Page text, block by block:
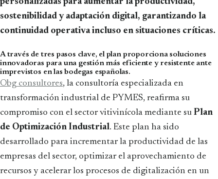
sostenibilidad y adaptación digital, garantizando la
continuidad operativa incluso en situaciones críticas.
A través de tres pasos clave, el plan proporciona soluciones
innovadoras para una gestión más eficiente y resistente ante
imprevistos en las bodegas españolas.
Obg consultores, la consultoría especializada en
transformación industrial de PYMES, reafirma su
compromiso con el sector vitivinícola mediante su Plan
de Optimización Industrial. Este plan ha sido
desarrollado para incrementar la productividad de las
empresas del sector, optimizar el aprovechamiento de
recursos y acelerar los procesos de digitalización en un